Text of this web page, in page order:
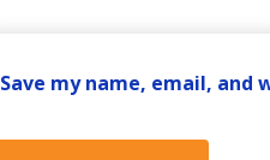
Save my name, email,